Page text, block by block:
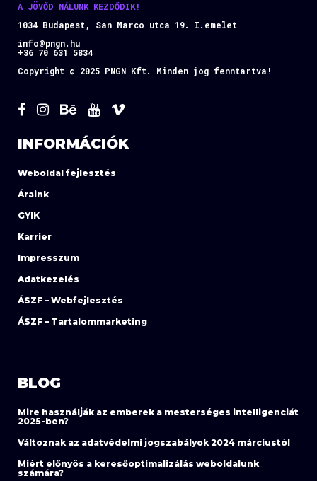
A JÖVŐD NÁLUNK KEZDŐDIK!
1034 Budapest, San Marco utca 19. I.emelet
info@pngn.hu
+36 70 631 5834
Copyright © 2025 PNGN Kft. Minden jog fenntartva!
INFORMÁCIÓK
Weboldal fejlesztés
Áraink
GYIK
Karrier
Impresszum
Adatkezelés
ÁSZF – Webfejlesztés
ÁSZF – Tartalommarketing
BLOG
Mire használják az emberek a mesterséges intelligenciát
2025-ben?
Változnak az adatvédelmi jogszabályok 2024 márciustól
Miért előnyös a keresőoptimalizálás weboldalunk
számára?